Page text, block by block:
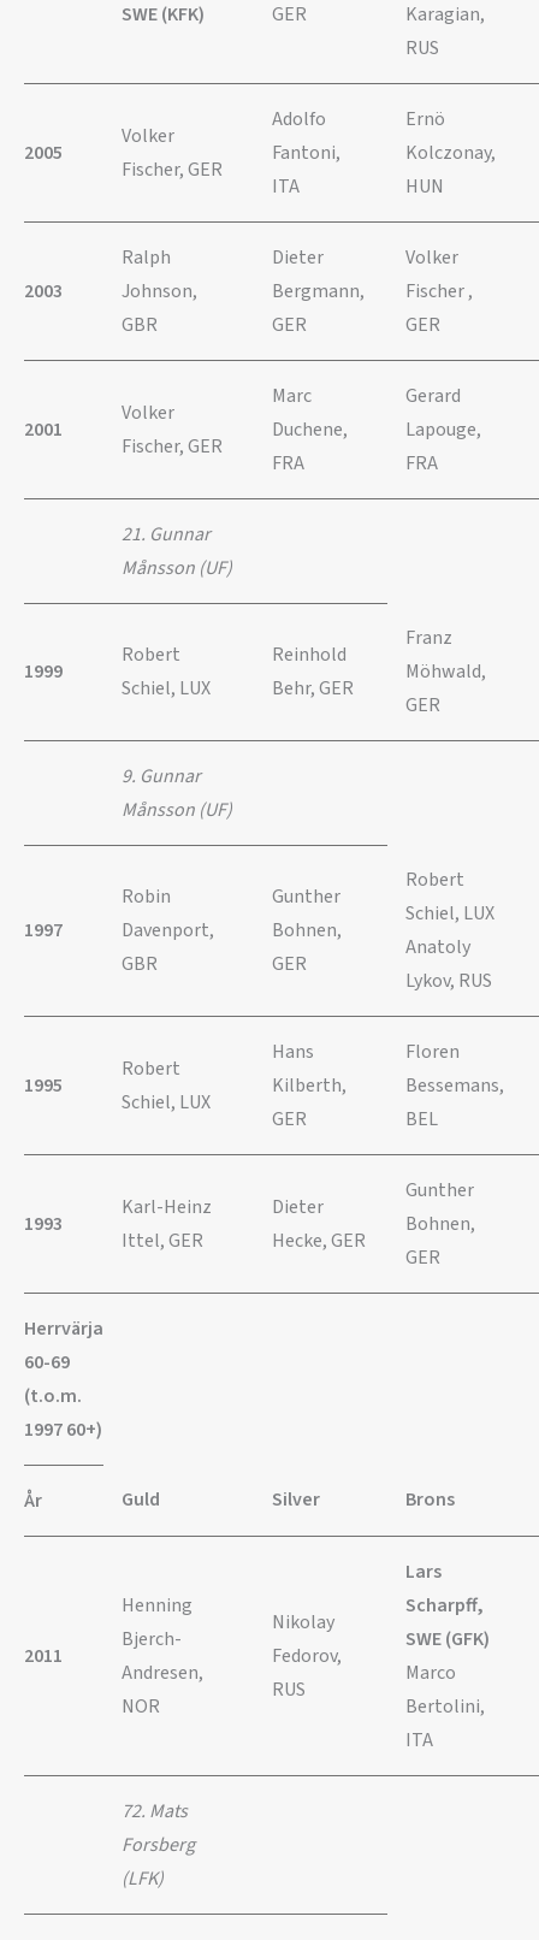
SWE (KFK)
GER
Karagian,
RUS
2005
Volker
Fischer, GER
Adolfo
Fantoni,
ITA
Ernö
Kolczonay,
HUN
2003
Ralph
Johnson,
GBR
Dieter
Bergmann,
GER
Volker
Fischer ,
GER
2001
Volker
Fischer, GER
Marc
Duchene,
FRA
Gerard
Lapouge,
FRA
21. Gunnar
Månsson (UF)
1999
Robert
Schiel, LUX
Reinhold
Behr, GER
Franz
Möhwald,
GER
9. Gunnar
Månsson (UF)
1997
Robin
Davenport,
GBR
Gunther
Bohnen,
GER
Robert
Schiel, LUX
Anatoly
Lykov, RUS
1995
Robert
Schiel, LUX
Hans
Kilberth,
GER
Floren
Bessemans,
BEL
1993
Karl-Heinz
Ittel, GER
Dieter
Hecke, GER
Gunther
Bohnen,
GER
Herrvärja
60-69
(t.o.m.
1997 60+)
År Guld Silver Brons
2011
Henning
Bjerch-
Andresen,
NOR
Nikolay
Fedorov,
RUS
Lars
Scharpff,
SWE (GFK)
Marco
Bertolini,
ITA
72. Mats
Forsberg
(LFK)